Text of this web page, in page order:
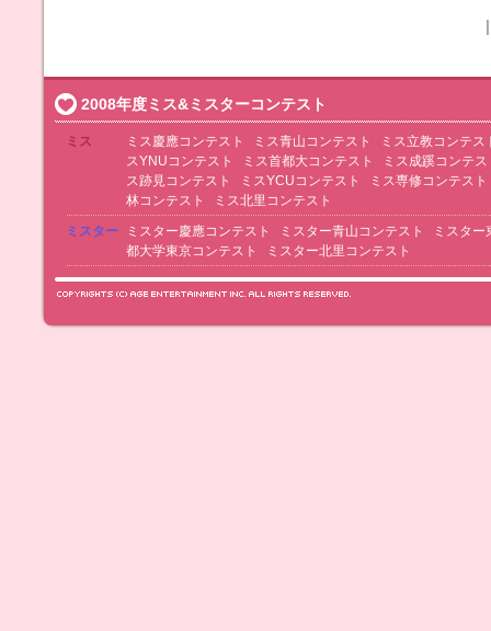
2008年度ミス&ミスターコンテスト
ミス ミス慶應コンテスト ミス青山コンテスト
ミス立教コンテス
スYNUコンテスト
ミス首都大コンテスト
ミス成蹊コンテス
ス跡見コンテスト
ミスYCUコンテスト
ミス専修コンテスト
林コンテスト
ミス北里コンテスト
ミスター
ミスター慶應コンテスト ミスター青山コンテスト
ミスター
都大学東京コンテスト
ミスター北里コンテスト